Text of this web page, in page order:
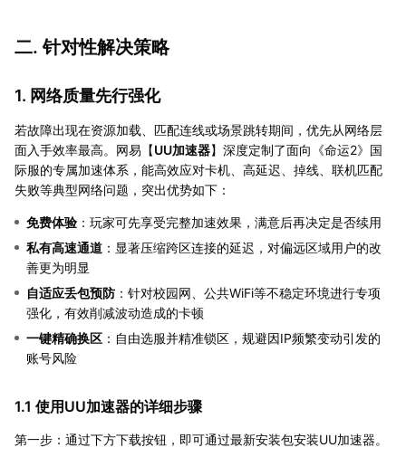
二. 针对性解决策略
1. 网络质量先行强化
若故障出现在资源加载、匹配连线或场景跳转期间，优先从网络层
面入手效率最高。网易【UU加速器】深度定制了面向《命运2》国
际服的专属加速体系，能高效应对卡机、高延迟、掉线、联机匹配
失败等典型网络问题，突出优势如下：
免费体验 ：玩家可先享受完整加速效果，满意后再决定是否续用
私有高速通道 ：显著压缩跨区连接的延迟，对偏远区域用户的改
善更为明显
自适应丢包预防：针对校园网、公共WiFi等不稳定环境进行专项
强化，有效削减波动造成的卡顿
一键精确换区 ：自由选服并精准锁区，规避因IP频繁变动引发的
账号风险
1.1 使用UU加速器的详细步骤
第一步：通过下方下载按钮，即可通过最新安装包安装UU加速器。